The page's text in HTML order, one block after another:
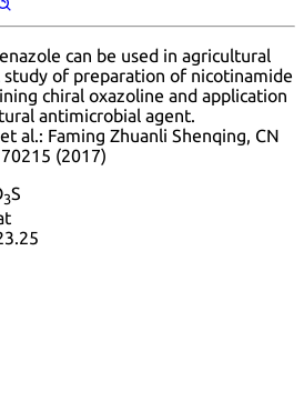
can be used in agricultural
study of preparation of nicotinamide
chiral oxazoline and application
antimicrobial agent.
al.: Faming Zhuanli Shenqing, CN
(2017)
3S